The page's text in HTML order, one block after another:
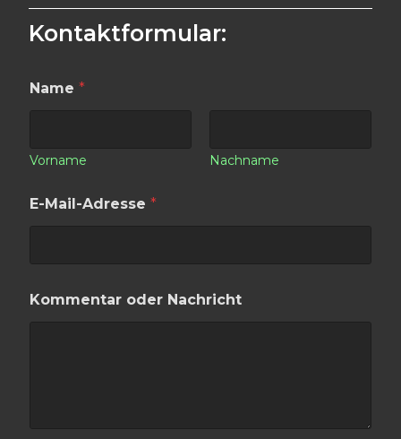
Kontaktformular:
Name*
Vorname Nachname
E-Mail-Adresse*
Kommentar oder Nachricht